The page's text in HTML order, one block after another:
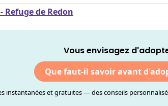
- Refuge de Redon
Vous envisagez
Que faut-il savoir avant
instantanées et gratuites — des conseils